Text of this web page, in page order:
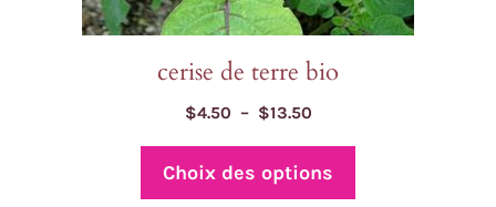
cerise de terre bio
$4.50 – $13.50Plage
prix :
Choix des options
produit